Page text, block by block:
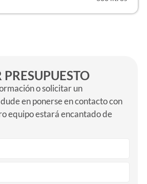
o solicitar un
en ponerse en contacto con
equipo estará encantado de